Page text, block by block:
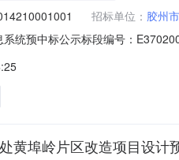
招标单位： 胶州
系统预中标公示标段编号：
联系人：郑翔宇联系电话：
黄埠岭片区改造项目设计